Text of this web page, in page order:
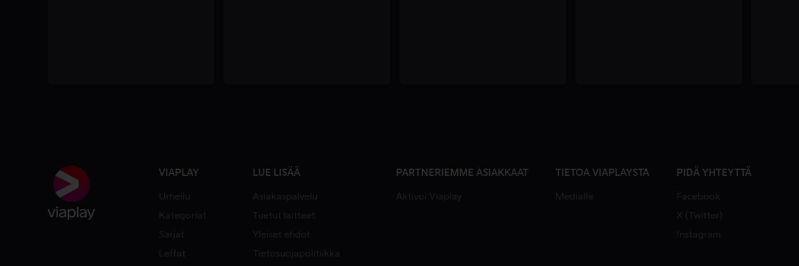
VIAPLAY
Urheilu
Kategoriat
Sarjat
Leffat
LUE LISÄÄ
Asiakaspalvelu
Tuetut laitteet
Yleiset ehdot
Tietosuojapolitiikka
PARTNERIEMME ASIAKKAAT
Aktivoi Viaplay
TIETOA VIAPLAYSTA
Medialle
PIDÄ YHTEYTTÄ
Facebook
X (Twitter)
Instagram